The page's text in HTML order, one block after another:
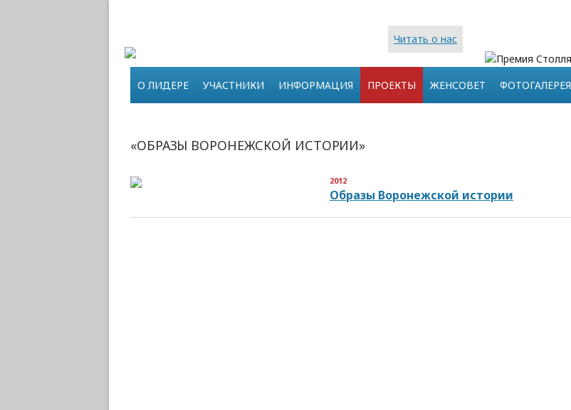
Читать о нас
О ЛИДЕРЕ УЧАСТНИКИ ИНФОРМАЦИЯ ПРОЕКТЫ ЖЕНСОВЕТ ФОТОГАЛЕРЕЯ
«ОБРАЗЫ ВОРОНЕЖСКОЙ ИСТОРИИ»
2012
Образы Воронежской истории